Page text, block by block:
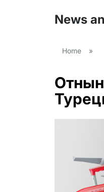
News
Home »